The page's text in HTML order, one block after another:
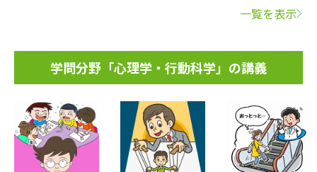
一覧を表示
学問分野「心理学・行動科学」の講義